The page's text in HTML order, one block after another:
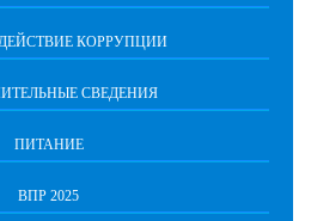
КОРРУПЦИИ
СВЕДЕНИЯ
ПИТАНИЕ
ВПР 2025